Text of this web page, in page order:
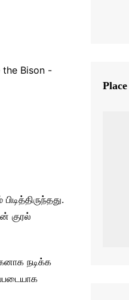
குரல்
நடிக்க